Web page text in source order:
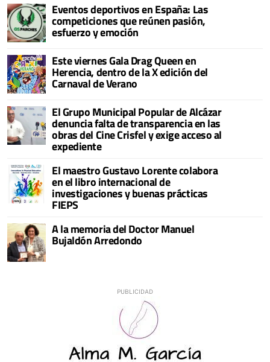
Eventos deportivos en España: Las
competiciones que reúnen pasión,
esfuerzo y emoción
Este viernes Gala Drag Queen en
Herencia, dentro de la X edición del
Carnaval de Verano
El Grupo Municipal Popular de Alcázar
denuncia falta de transparencia en las
obras del Cine Crisfel y exige acceso al
expediente
El maestro Gustavo Lorente colabora
en el libro internacional de
investigaciones y buenas prácticas
FIEPS
A la memoria del Doctor Manuel
Bujaldón Arredondo